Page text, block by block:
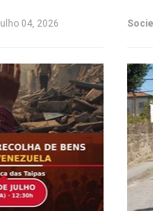
04, 2026